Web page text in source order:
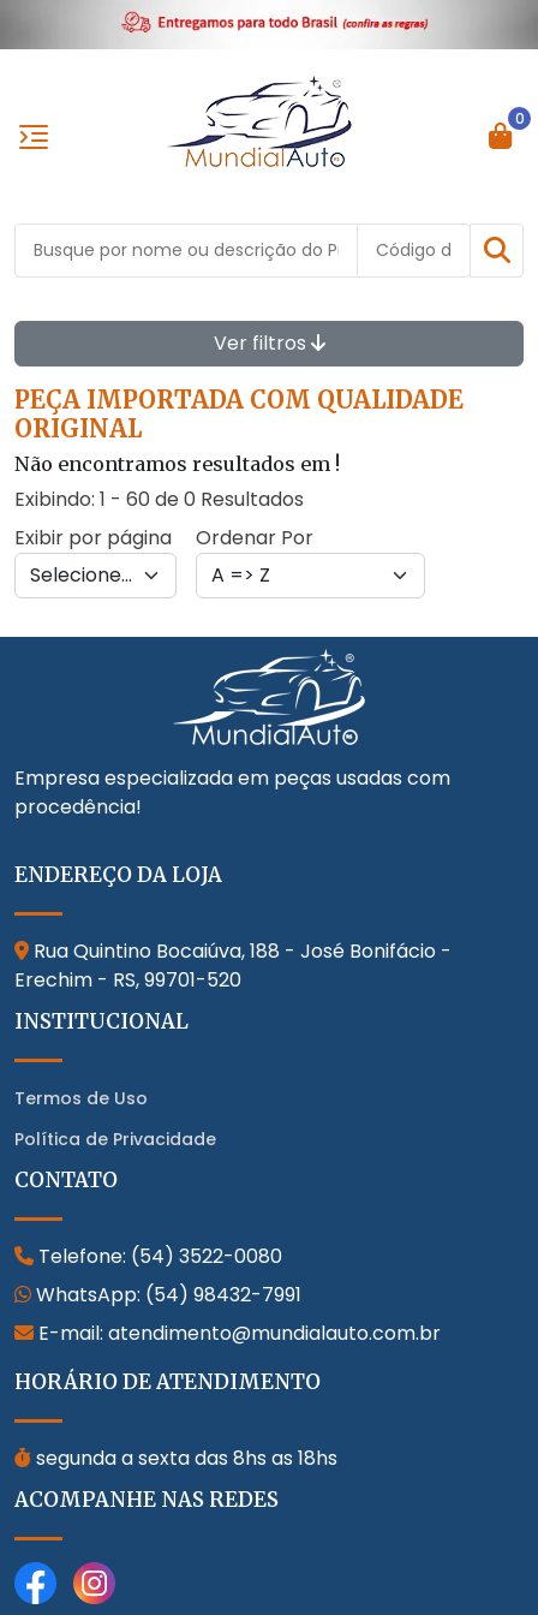
0
Ver filtros
PEÇA IMPORTADA COM QUALIDADE
ORIGINAL
Não encontramos resultados em !
Exibindo: 1 - 60 de 0 Resultados
Exibir por página
Ordenar Por
Empresa especializada em peças usadas com
procedência!
ENDEREÇO DA LOJA
Rua Quintino Bocaiúva, 188 - José Bonifácio -
Erechim - RS,99701-520
INSTITUCIONAL
Termos de Uso
Política de Privacidade
CONTATO
Telefone: (54) 3522-0080
WhatsApp: (54) 98432-7991
E-mail: atendimento@mundialauto.com.br
HORÁRIO DE ATENDIMENTO
segunda a sexta das 8hs as 18hs
ACOMPANHE NAS REDES